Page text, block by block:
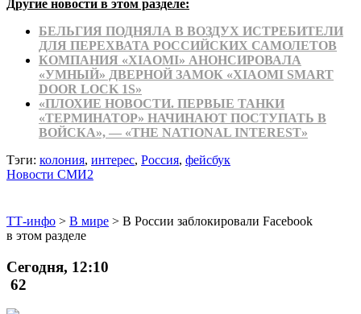
Другие новости в этом разделе:
БЕЛЬГИЯ ПОДНЯЛА В ВОЗДУХ ИСТРЕБИТЕЛИ
ДЛЯ ПЕРЕХВАТА РОССИЙСКИХ САМОЛЕТОВ
КОМПАНИЯ «XIAOMI» АНОНСИРОВАЛА
«УМНЫЙ» ДВЕРНОЙ ЗАМОК «XIAOMI SMART
DOOR LOCK 1S»
«ПЛОХИЕ НОВОСТИ. ПЕРВЫЕ ТАНКИ
«ТЕРМИНАТОР» НАЧИНАЮТ ПОСТУПАТЬ В
ВОЙСКА», — «THE NATIONAL INTEREST»
Тэги: колония, интерес, Россия, фейсбук
Новости СМИ2
ТТ-инфо > В мире > В России заблокировали Facebook
в этом разделе
Сегодня, 12:10
62